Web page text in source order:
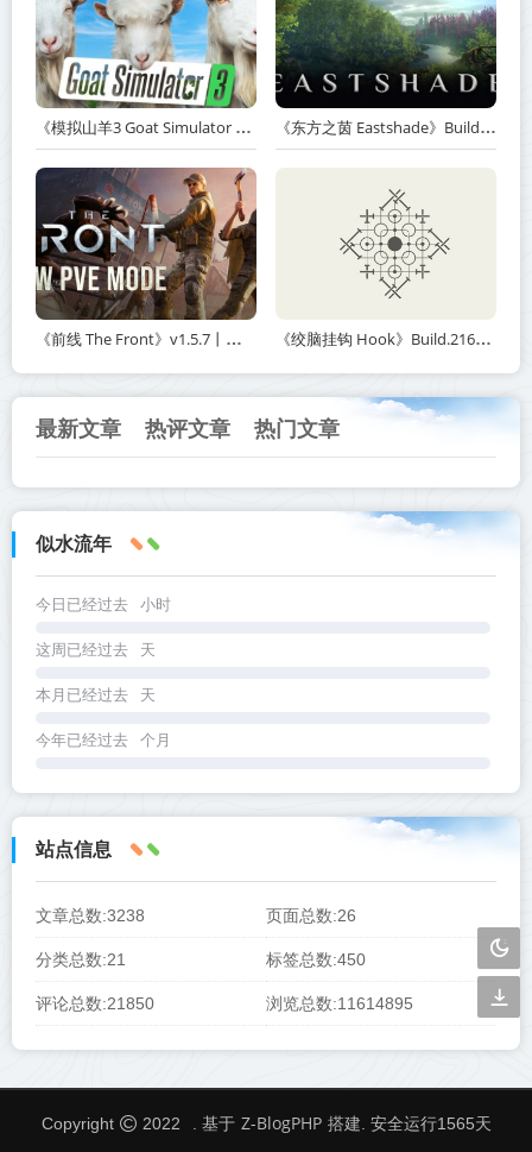
《模拟山羊3 Goat Simulator 3》v1.2.0.2-全DLC+含重制版【单机+联机】【PC/手机双端】丨中文版网盘下载 《东方之茵 Eastshade》Build.20251455-免安装中文版丨中文版网盘下载
《前线 The Front》v1.5.7丨中文版网盘下载 《绞脑挂钩 Hook》Build.21678887-免安装中文版丨中文版网盘下载
最新文章 热评文章 热门文章
似水流年
今日已经过去 小时
这周已经过去 天
本月已经过去 天
今年已经过去 个月
站点信息
文章总数:3238 页面总数:26
分类总数:21 标签总数:450
评论总数:21850 浏览总数:11614895
Copyright 2022 . 基于 Z-BlogPHP 搭建. 安全运行1565天